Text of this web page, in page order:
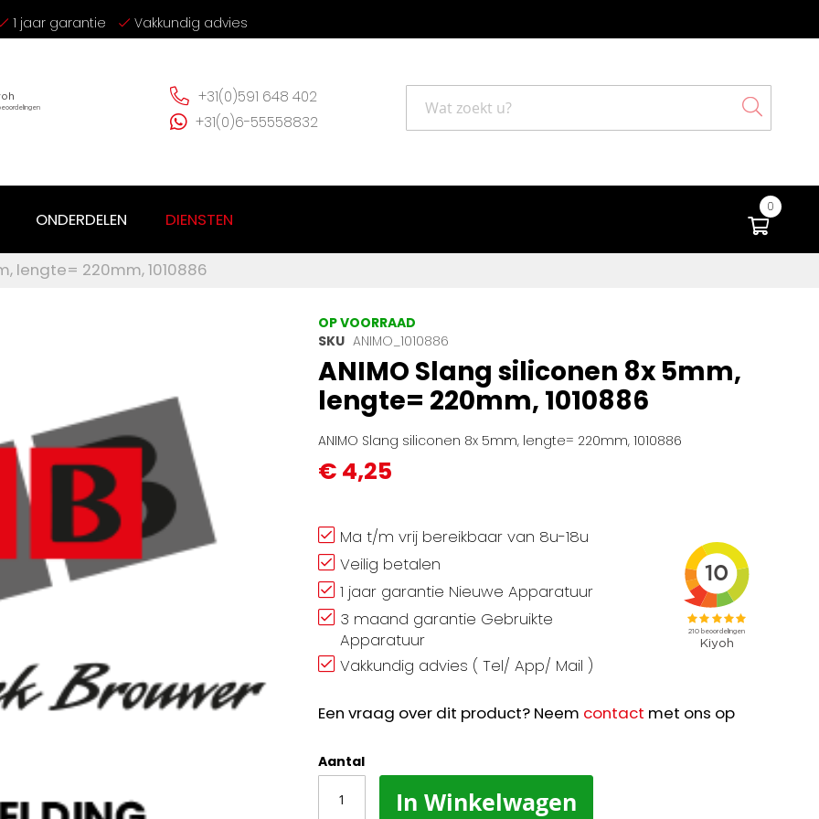
1 jaar garantie Vakkundig advies
+31(0)591 648 402
+31(0)6-55558832
Search
0
ONDERDELEN DIENSTEN
lengte= 220mm, 1010886
OP VOORRAAD
SKU ANIMO_1010886
ANIMO Slang siliconen 8x 5mm,
lengte= 220mm, 1010886
ANIMO Slang siliconen 8x 5mm, lengte= 220mm, 1010886
€ 4,25
Ma t/m vrij bereikbaar van 8u-18u
Veilig betalen
1 jaar garantie Nieuwe Apparatuur
3 maand garantie Gebruikte
Apparatuur
Vakkundig advies ( Tel/ App/ Mail )
Een vraag over dit product? Neem contact met ons op
Aantal
In Winkelwagen